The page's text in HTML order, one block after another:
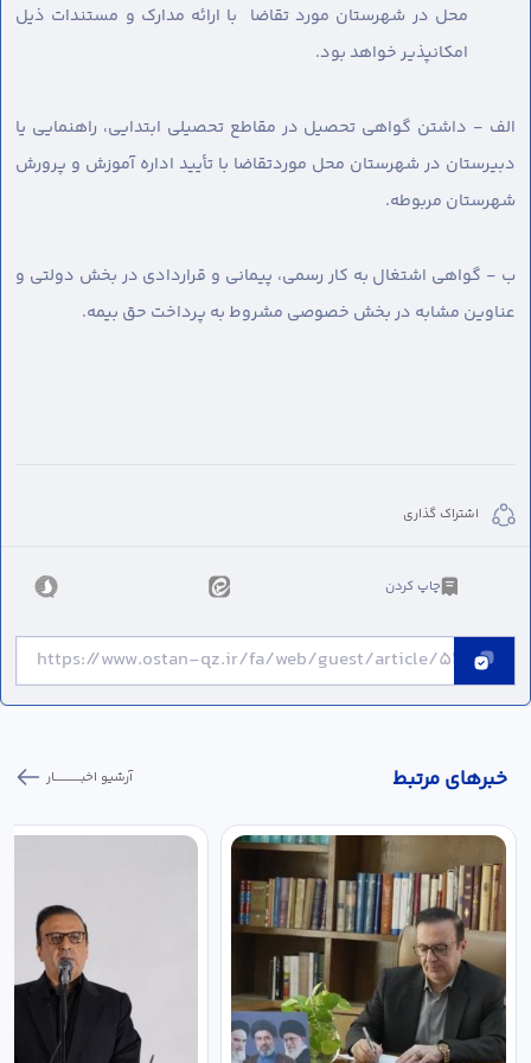
محل در شهرستان مورد تقاضا با ارائه مدارک و مستندات ذیل
امکانپذیر خواهد بود.
الف - داشتن گواهی تحصیل در مقاطع تحصیلی ابتدایی، راهنمایی یا
دبیرستان در شهرستان محل موردتقاضا با تأیید اداره آموزش و پرورش
شهرستان مربوطه.
ب - گواهی اشتغال به کار رسمی، پیمانی و قراردادی در بخش دولتی و
عناوین مشابه در بخش خصوصی مشروط به پرداخت حق بیمه.
اشتراک گذاری
چاپ کردن
خبر‌های مرتبط آرشیو اخبـــــــــــار